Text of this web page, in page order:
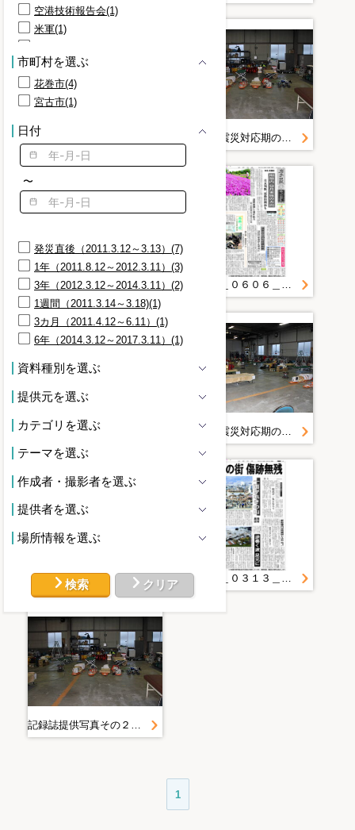
空港技術報告会(1)
米軍(1)
自衛隊(1)
航空機(1)
花巻空港(1)
被害状況(1)
記録(1)
震災(1)
ＤＭＡＴ(1)
市町村を選ぶ
花巻市(4)
宮古市(1)
日付
〜
発災直後（2011.3.12～3.13）(7)
1年（2011.8.12～2012.3.11）(3)
3年（2012.3.12～2014.3.11）(2)
1週間（2011.3.14～3.18)(1)
3カ月（2011.4.12～6.11）(1)
6年（2014.3.12～2017.3.11）(1)
資料種別を選ぶ
提供元を選ぶ
カテゴリを選ぶ
テーマを選ぶ
作成者・撮影者を選ぶ
提供者を選ぶ
場所情報を選ぶ
検索 クリア
東日本大震災対応期の消防防災航空機活動写真 いわて花巻空港（ＳＣＵ）＿０３１３
地震画像【宮古など】＿ＤＭＡＴ
1